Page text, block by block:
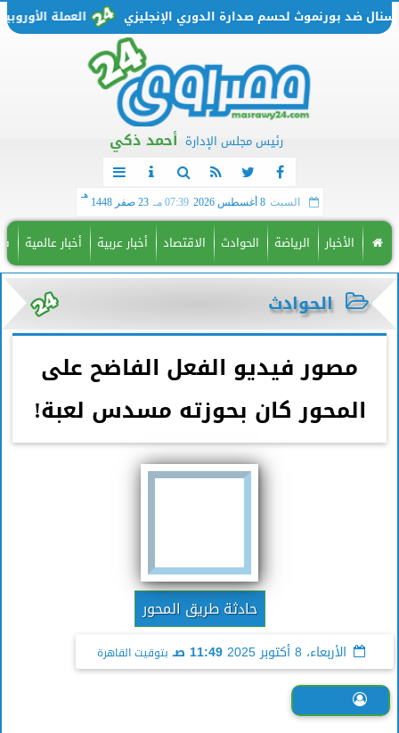
العملة الأوروبية تتحرك من ضد بورنموث لحسم صدارة الدوري الإنجليزي
رئيس مجلس الإدارة أحمد ذكي
السبت 8 أغسطس 2026 07:39 مـ 23 صفر 1448
هـ
الأخبار الرياضة الحوادث الاقتصاد أخبار عربية أخبار عالمية
الحوادث
مصور فيديو الفعل الفاضح على
المحور كان بحوزته مسدس لعبة!
حادثة طريق المحور
الأربعاء، 8 أكتوبر 2025 11:49 صـ بتوقيت القاهرة